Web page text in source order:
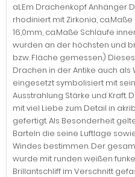
aLEm Drachenkopf Anhänger
rhodiniert mit Zirkonia, ca.Maße
16,0mm, ca.Maße Schlaufe
wurden an der höchsten und
bzw. Fläche gemessen.)
Drachen in der Antike auch
eingesetzt symbolisiert mit
Ausstrahlung Stärke und Kraft.
mit viel Liebe zum Detail in
gefertigt. Als Besonderheit
Barteln die seine Luftlage
Windes bestimmen. Der
wurde mit runden weißen
Brillantschliff im Verschnitt